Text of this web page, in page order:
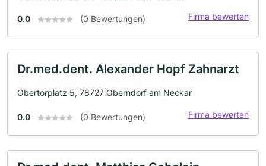
0.0 (0 Bewertungen) Firma bewerten
Dr.med.dent. Alexander Hopf Zahnarzt
Obertorplatz 5, 78727 Oberndorf am Neckar
0.0 (0 Bewertungen) Firma bewerten